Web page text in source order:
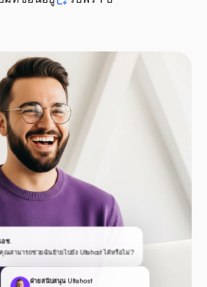
อช.
ณสามารถช่วยฉันย้ายไปยัง Ultahost ได้หรือไม่?
ฝ่ายสนับสนุน Ultahost